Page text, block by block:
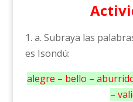
1. a. Subraya las
es Isondú:
alegre – bello –
–